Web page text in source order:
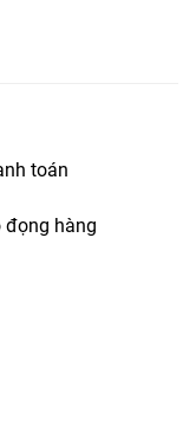
toán
đọng hàng